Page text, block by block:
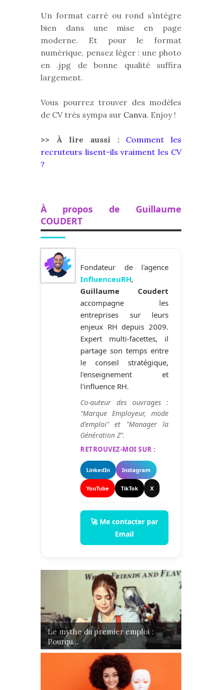
Un format carré ou rond s’intègre
bien dans une mise en page
moderne. Et pour le format
numérique, pensez léger : une photo
en .jpg de bonne qualité suffira
largement.
Vous pourrez trouver des modèles
de CV très sympa sur Canva. Enjoy !
>> À lire aussi :
Comment les
recruteurs lisent-ils vraiment les CV
?
À propos de Guillaume
COUDERT
Fondateur de l'agence
InfluenceuRH,
Guillaume Coudert
accompagne les
entreprises sur leurs
enjeux RH depuis 2009.
Expert multi-facettes, il
partage son temps entre
le conseil stratégique,
l'enseignement et
l'influence RH.
Co-auteur des ouvrages :
"Marque Employeur, mode
d'emploi" et "Manager la
Génération Z".
RETROUVEZ-MOI SUR :
LinkedIn Instagram
YouTube TikTok X
🚀 Me contacter par
Email
Le mythe du premier emploi :
Pourqu...